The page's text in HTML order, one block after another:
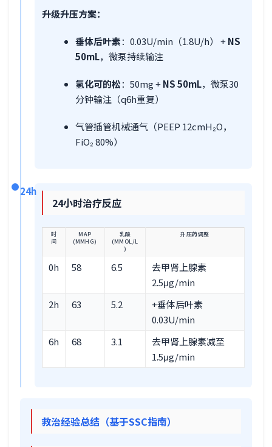
升级升压方案：
垂体后叶素：0.03U/min（1.8U/h） +NS
50mL，微泵持续输注
氢化可的松：50mg +NS 50mL，微泵30
分钟输注（q6h重复）
气管插管机械通气（PEEP 12cmH₂O，
FiO₂ 80%）
24h
24小时治疗反应
时
间
MAP
(MMHG)
乳酸
(MMOL/L
)
升压药调整
0h 58 6.5
去甲肾上腺素
2.5μg/min
2h
63 5.2
+垂体后叶素
0.03U/min
6h
68 3.1
去甲肾上腺素减至
1.5μg/min
救治经验总结（基于SSC指南）